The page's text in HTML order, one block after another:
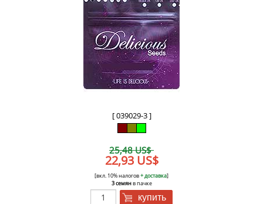
[ 039029-3 ]
25,48 US$
22,93 US$
[вкл. 10% налогов+ доставка]
3 семянв пачке
купить